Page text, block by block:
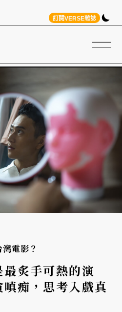
訂閱VERSE雜誌
電影？
炙手可熱的演
痴，思考入戲真